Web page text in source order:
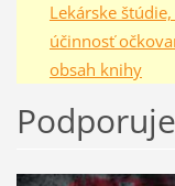
Lekárske
účinnosť
obsah knihy